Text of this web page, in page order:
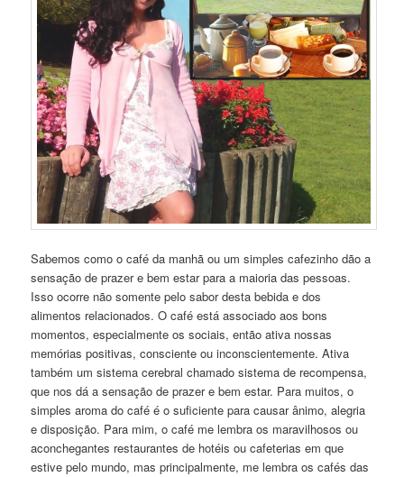
Sabemos como o café da manhã ou um simples cafezinho dão a
sensação de prazer e bem estar para a maioria das pessoas.
Isso ocorre não somente pelo sabor desta bebida e dos
alimentos relacionados. O café está associado aos bons
momentos, especialmente os sociais, então ativa nossas
memórias positivas, consciente ou inconscientemente. Ativa
também um sistema cerebral chamado sistema de recompensa,
que nos dá a sensação de prazer e bem estar. Para muitos, o
simples aroma do café é o suficiente para causar ânimo, alegria
e disposição. Para mim, o café me lembra os maravilhosos ou
aconchegantes restaurantes de hotéis ou cafeterias em que
estive pelo mundo, mas principalmente, me lembra os cafés das